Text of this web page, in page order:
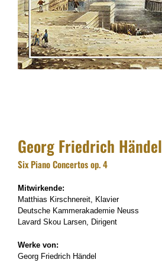
Georg Friedrich Händel
Six Piano Concertos op. 4
Mitwirkende:
Matthias Kirschnereit, Klavier
Deutsche Kammerakademie Neuss
Lavard Skou Larsen, Dirigent
Werke von:
Georg Friedrich Händel